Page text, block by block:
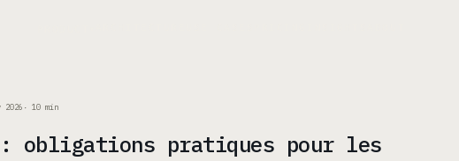
2026 · 10 min
obligations pratiques pour les